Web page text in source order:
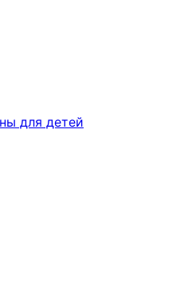
для детей